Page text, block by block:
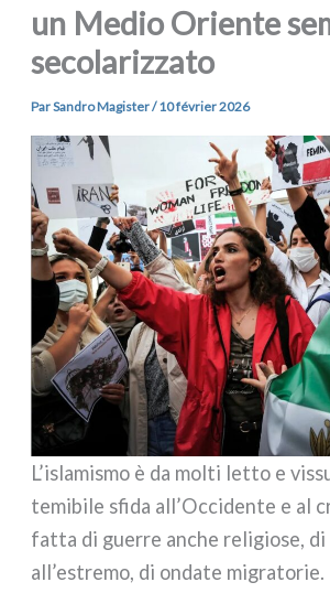
un Medio Oriente
secolarizzato
ParSandro Magister/10 février 2026
L’islamismo è da mol­ti let­to e
temi­bi­le sfi­da all’Occidente e al
fat­ta di guer­re anche reli­gio­se, di
all’estremo, di onda­te migra­to­rie.